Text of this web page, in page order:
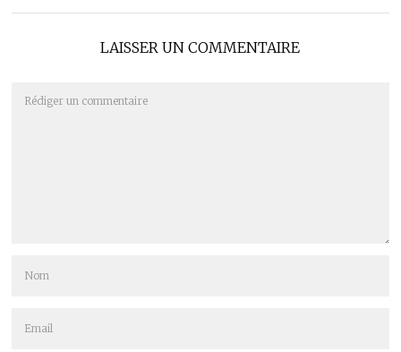
LAISSER UN COMMENTAIRE